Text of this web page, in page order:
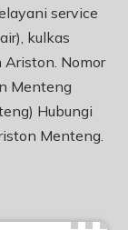
service
kulkas
Ariston. Nomor
Menteng
Hubungi
Menteng.